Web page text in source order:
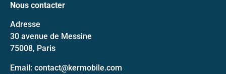
Nous contacter
Adresse
30 avenue de Messine
75008, Paris
Email: contact@kermobile.com